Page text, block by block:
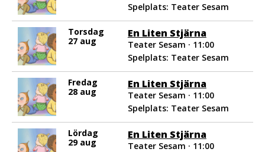
Spelplats: Teater Sesam
Torsdag
27 aug
En Liten Stjärna
Teater Sesam · 11:00
Spelplats: Teater Sesam
Fredag
28 aug
En Liten Stjärna
Teater Sesam · 11:00
Spelplats: Teater Sesam
Lördag
29 aug
En Liten Stjärna
Teater Sesam · 11:00